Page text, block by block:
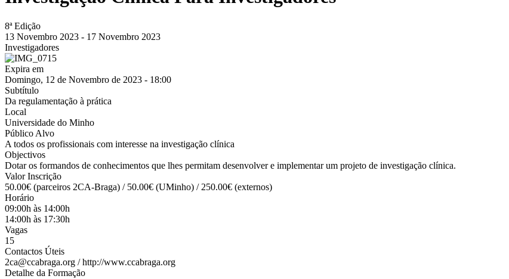
8ª Edição
13 Novembro 2023 - 17 Novembro 2023
Investigadores
Expira em
Domingo, 12 de Novembro de 2023 - 18:00
Subtítulo
Da regulamentação à prática
Local
Universidade do Minho
Público Alvo
A todos os profissionais com interesse na investigação clínica
Objectivos
Dotar os formandos de conhecimentos que lhes permitam desenvolver e implementar um projeto de investigação clínica.
Valor Inscrição
50.00€ (parceiros 2CA-Braga) / 50.00€ (UMinho) / 250.00€ (externos)
Horário
09:00h às 14:00h
14:00h às 17:30h
Vagas
15
Contactos Úteis
2ca@ccabraga.org / http://www.ccabraga.org
Detalhe da Formação